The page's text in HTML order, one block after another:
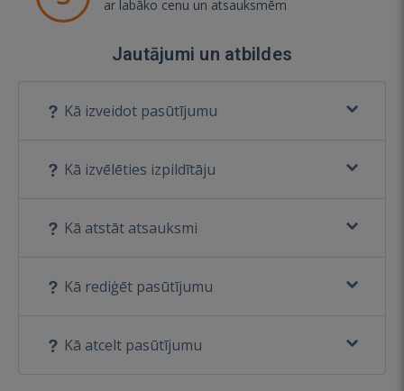
ar labāko cenu un atsauksmēm
Jautājumi un atbildes
Kā izveidot pasūtījumu
Kā izvēlēties izpildītāju
Kā atstāt atsauksmi
Kā rediģēt pasūtījumu
Kā atcelt pasūtījumu